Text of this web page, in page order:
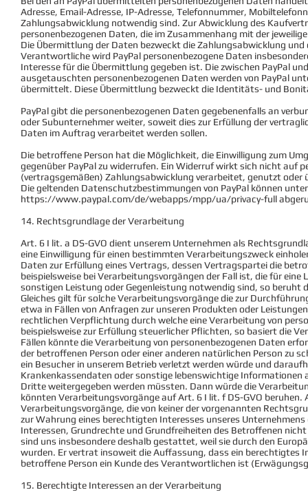
Adresse, Email-Adresse, IP-Adresse, Telefonnummer,
Zahlungsabwicklung notwendig sind. Zur Abwicklung des
personenbezogenen Daten, die im Zusammenhang mit der
Die Übermittlung der Daten bezweckt die Zahlungsabwicklung
Verantwortliche wird PayPal personenbezogene Daten
Interesse für die Übermittlung gegeben ist. Die zwischen PayPal
ausgetauschten personenbezogenen Daten werden von PayPal
übermittelt. Diese Übermittlung bezweckt die Identitäts- und
PayPal gibt die personenbezogenen Daten gegebenenfalls an
oder Subunternehmer weiter, soweit dies zur Erfüllung der
Daten im Auftrag verarbeitet werden sollen.
Die betroffene Person hat die Möglichkeit, die Einwilligung zum
gegenüber PayPal zu widerrufen. Ein Widerruf wirkt sich nicht auf
(vertragsgemäßen) Zahlungsabwicklung verarbeitet, genutzt
Die geltenden Datenschutzbestimmungen von PayPal können unter
https://www.paypal.com/de/webapps/mpp/ua/privacy-full
14. Rechtsgrundlage der Verarbeitung
Art. 6 I lit. a DS-GVO dient unserem Unternehmen als
eine Einwilligung für einen bestimmten Verarbeitungszweck
Daten zur Erfüllung eines Vertrags, dessen Vertragspartei die
beispielsweise bei Verarbeitungsvorgängen der Fall ist, die für eine
sonstigen Leistung oder Gegenleistung notwendig sind, so beruht
Gleiches gilt für solche Verarbeitungsvorgänge die zur
etwa in Fällen von Anfragen zur unseren Produkten oder
rechtlichen Verpflichtung durch welche eine Verarbeitung von
beispielsweise zur Erfüllung steuerlicher Pflichten, so basiert die
Fällen könnte die Verarbeitung von personenbezogenen Daten
der betroffenen Person oder einer anderen natürlichen Person zu
ein Besucher in unserem Betrieb verletzt werden würde und
Krankenkassendaten oder sonstige lebenswichtige Informationen
Dritte weitergegeben werden müssten. Dann würde die
könnten Verarbeitungsvorgänge auf Art. 6 I lit. f DS-GVO beruhen.
Verarbeitungsvorgänge, die von keiner der vorgenannten
zur Wahrung eines berechtigten Interesses unseres
Interessen, Grundrechte und Grundfreiheiten des Betroffenen
sind uns insbesondere deshalb gestattet, weil sie durch den
wurden. Er vertrat insoweit die Auffassung, dass ein berechtigtes
betroffene Person ein Kunde des Verantwortlichen ist
15. Berechtigte Interessen an der Verarbeitung